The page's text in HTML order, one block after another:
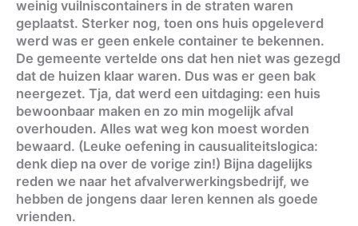
weinig vuilniscontainers in de straten waren
geplaatst. Sterker nog, toen ons huis opgeleverd
werd was er geen enkele container te bekennen.
De gemeente vertelde ons dat hen niet was gezegd
dat de huizen klaar waren. Dus was er geen bak
neergezet. Tja, dat werd een uitdaging: een huis
bewoonbaar maken en zo min mogelijk afval
overhouden. Alles wat weg kon moest worden
bewaard. (Leuke oefening in causualiteitslogica:
denk diep na over de vorige zin!) Bijna dagelijks
reden we naar het afvalverwerkingsbedrijf, we
hebben de jongens daar leren kennen als goede
vrienden.